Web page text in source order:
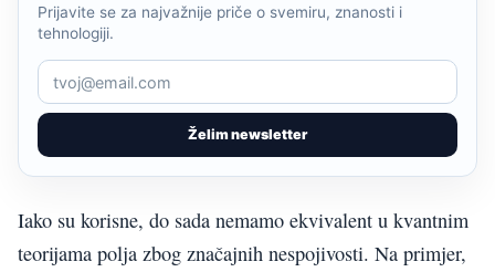
Želim newsletter
Prijavite se za najvažnije priče o svemiru, znanosti i
tehnologiji.
Iako su korisne, do sada nemamo ekvivalent u kvantnim
teorijama polja zbog značajnih nespojivosti. Na primjer,